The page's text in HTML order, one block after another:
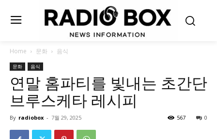
Home 문화 음식
문화 음식
연말 홈파티를 빛내는 초간단
브루스케타 레시피
By radiobox - 7월 29, 2025 0
567